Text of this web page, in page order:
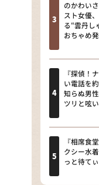
本
朝
教
ミ
Ｌ
ポ
ザ
のかわい
スト女優
る“雲丹し
おちゃめ
『探偵！
い電話を
知らぬ男
ツリと呟
『相席食
クシー水
っと待て